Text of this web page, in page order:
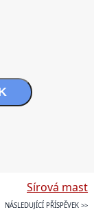
Sírová mast
NÁSLEDUJÍCÍ PŘÍSPĚVEK >>